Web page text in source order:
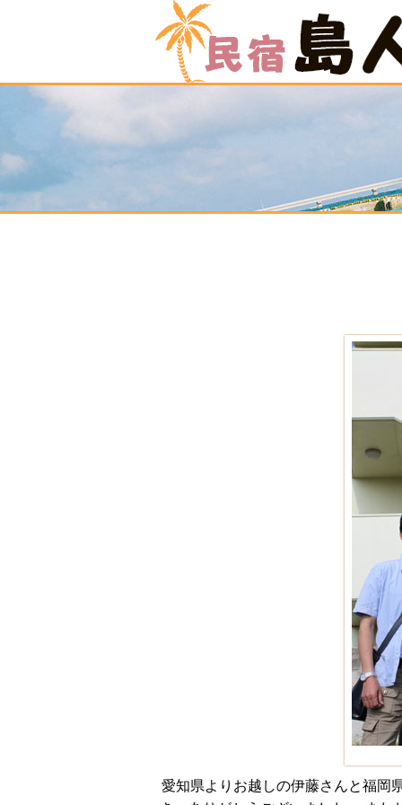
愛知県よりお越しの伊藤さんと福岡